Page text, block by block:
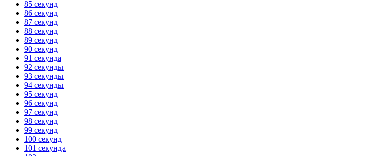
85 секунд
86 секунд
87 секунд
88 секунд
89 секунд
90 секунд
91 секунда
92 секунды
93 секунды
94 секунды
95 секунд
96 секунд
97 секунд
98 секунд
99 секунд
100 секунд
101 секунда